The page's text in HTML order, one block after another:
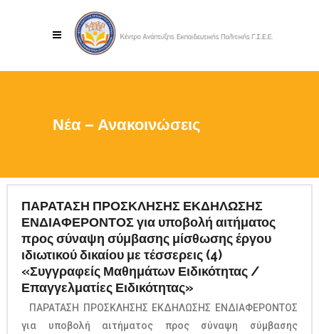
Νέα – Ανακοινώσεις
ΠΑΡΑΤΑΣΗ ΠΡΟΣΚΛΗΣΗΣ ΕΚΔΗΛΩΣΗΣ
ΕΝΔΙΑΦΕΡΟΝΤΟΣ για υποβολή αιτήματος
προς σύναψη σύμβασης μίσθωσης έργου
ιδιωτικού δικαίου με τέσσερεις (4)
«Συγγραφείς Μαθημάτων Ειδικότητας /
Επαγγελματίες Ειδικότητας»
ΠΑΡΑΤΑΣΗ ΠΡΟΣΚΛΗΣΗΣ ΕΚΔΗΛΩΣΗΣ ΕΝΔΙΑΦΕΡΟΝΤΟΣ
για υποβολή αιτήματος προς σύναψη σύμβασης